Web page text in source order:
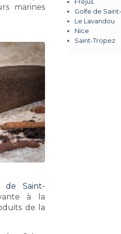
marines
Saint-
à la
de la
Fréjus
Golfe de
Le Lavandou
Nice
Saint-Tropez